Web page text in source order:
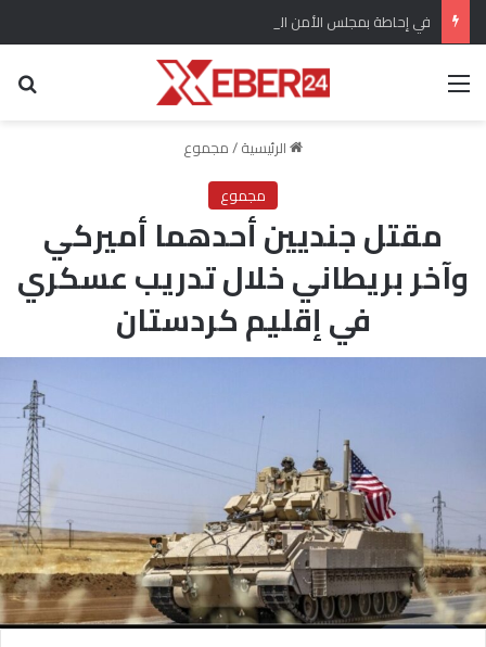
القائمة
الرئيسية/مجموع
مجموع
مقتل جنديين أحدهما أميركي
وآخر بريطاني خلال تدريب عسكري
في إقليم كردستان